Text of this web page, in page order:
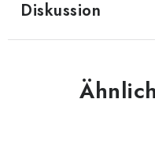
Diskussion